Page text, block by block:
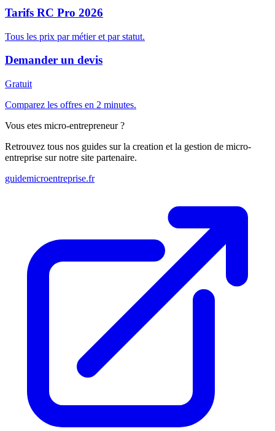
Tarifs RC Pro 2026
Tous les prix par métier et par statut.
Demander un devis
Gratuit
Comparez les offres en 2 minutes.
Vous etes micro-entrepreneur ?
Retrouvez tous nos guides sur la creation et la gestion de micro-
entreprise sur notre site partenaire.
guidemicroentreprise.fr